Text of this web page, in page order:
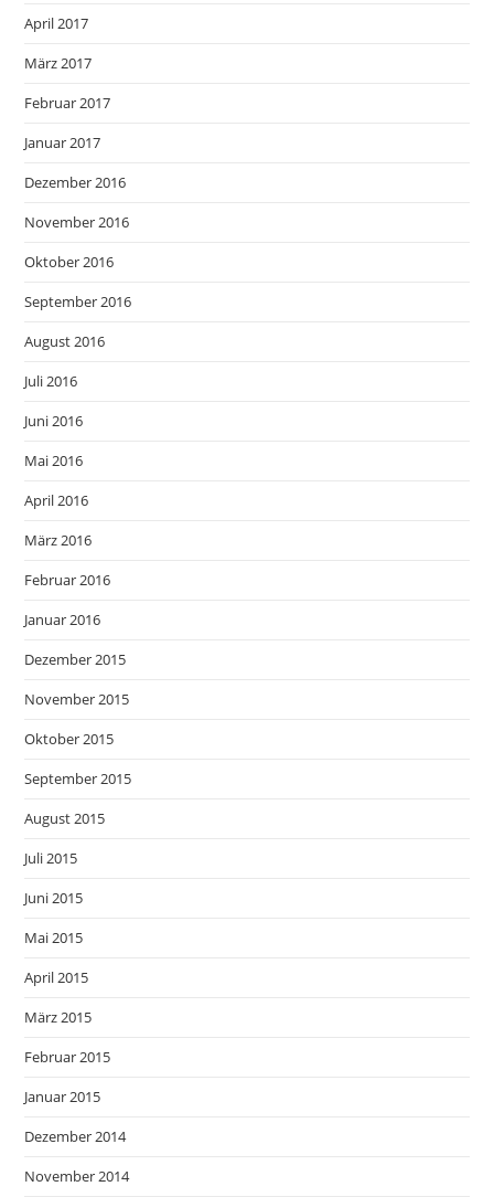
April 2017
März 2017
Februar 2017
Januar 2017
Dezember 2016
November 2016
Oktober 2016
September 2016
August 2016
Juli 2016
Juni 2016
Mai 2016
April 2016
März 2016
Februar 2016
Januar 2016
Dezember 2015
November 2015
Oktober 2015
September 2015
August 2015
Juli 2015
Juni 2015
Mai 2015
April 2015
März 2015
Februar 2015
Januar 2015
Dezember 2014
November 2014